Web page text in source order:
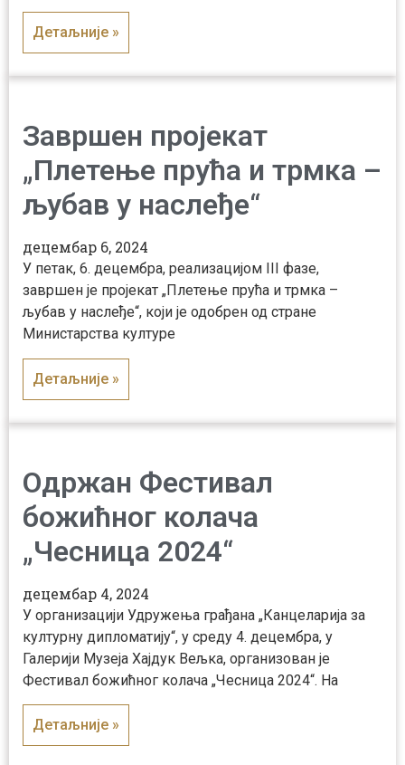
Детаљније »
Завршен пројекат
„Плетење прућа и трмка –
љубав у наслеђе“
децембар 6, 2024
У петак, 6. децембра, реализацијом III фазе,
завршен је пројекат „Плетење прућа и трмка –
љубав у наслеђе“, који је одобрен од стране
Министарства културе
Детаљније »
Одржан Фестивал
божићног колача
„Чесница 2024“
децембар 4, 2024
У организацији Удружења грађана „Канцеларија за
културну дипломатију“, у среду 4. децембра, у
Галерији Музеја Хајдук Вељка, организован је
Фестивал божићног колача „Чесница 2024“. На
Детаљније »